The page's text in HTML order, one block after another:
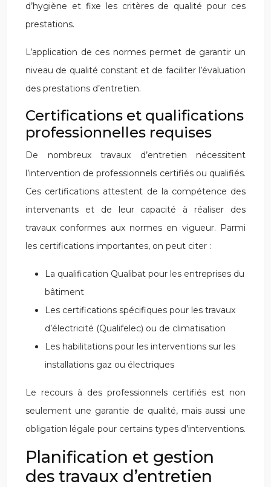
d’hygiène et fixe les critères de qualité pour ces
prestations.
L’application de ces normes permet de garantir un
niveau de qualité constant et de faciliter l’évaluation
des prestations d’entretien.
Certifications et qualifications
professionnelles requises
De nombreux travaux d’entretien nécessitent
l’intervention de professionnels certifiés ou qualifiés.
Ces certifications attestent de la compétence des
intervenants et de leur capacité à réaliser des
travaux conformes aux normes en vigueur. Parmi
les certifications importantes, on peut citer :
La qualification Qualibat pour les entreprises du
bâtiment
Les certifications spécifiques pour les travaux
d’électricité (Qualifelec) ou de climatisation
Les habilitations pour les interventions sur les
installations gaz ou électriques
Le recours à des professionnels certifiés est non
seulement une garantie de qualité, mais aussi une
obligation légale pour certains types d’interventions.
Planification et gestion
des travaux d’entretien